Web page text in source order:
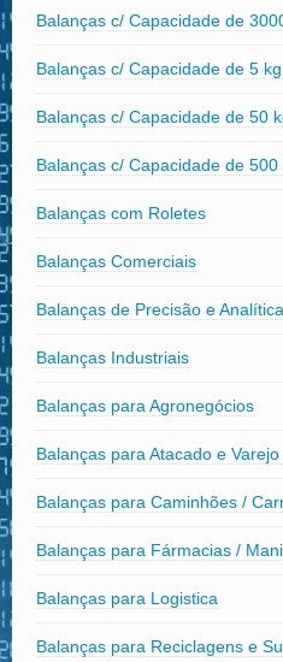
Balanças c/ Capacidade de
Balanças c/ Capacidade de 5
Balanças c/ Capacidade de 50
Balanças c/ Capacidade de
Balanças com Roletes
Balanças Comerciais
Balanças de Precisão e
Balanças Industriais
Balanças para Agronegócios
Balanças para Atacado e
Balanças para Caminhões /
Balanças para Fármacias /
Balanças para Logistica
Balanças para Reciclagens e